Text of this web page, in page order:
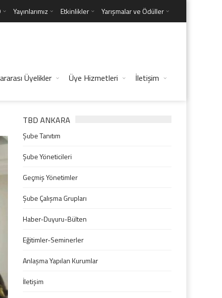
Yayınlarımız Etkinlikler Yarışmalar ve Ödüller
Üyelikler Üye Hizmetleri İletişim
TBD ANKARA
Şube Tanıtım
Şube Yöneticileri
Geçmiş Yönetimler
Şube Çalışma Grupları
Haber-Duyuru-Bülten
Eğitimler-Seminerler
Anlaşma Yapılan Kurumlar
İletişim